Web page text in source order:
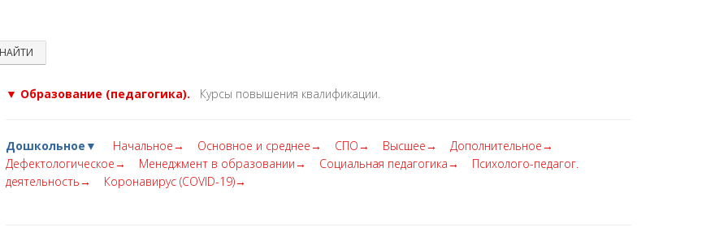
▼ Образование (педагогика). Курсы повышения квалификации.
Дошкольное▼ Начальное→ Основное и среднее→ СПО→ Высшее→
Дополнительное→
Дефектологическое→
Менеджмент в образовании→ Социальная педагогика→
Психолого-педагог.
деятельность→
Коронавирус (COVID-19)→